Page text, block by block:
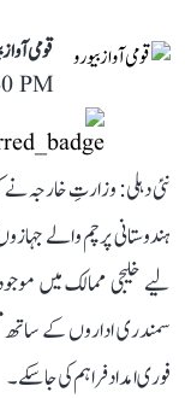
قومی آواز
PM
نئی دہلی: وزارتِ خارجہ نے
ہندوستانی پرچم والے
لیے خلیجی ممالک میں
سمندری اداروں کے ساتھ
فوری امداد فراہم کی جا سکے۔